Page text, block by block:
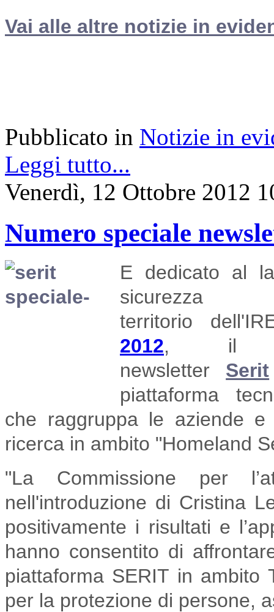
Vai alle altre notizie in
Pubblicato in Notizie in
Leggi tutto...
Venerdì, 12 Ottobre 2012
Numero speciale
E dedicato al
territorio
2012, il
newsletter Serit
piattaforma
che raggruppa le aziende
ricerca in ambito "Homeland
"La Commissione per
nell'introduzione di Cristina
positivamente i risultati e
hanno consentito di
piattaforma SERIT in ambito
per la protezione di persone,